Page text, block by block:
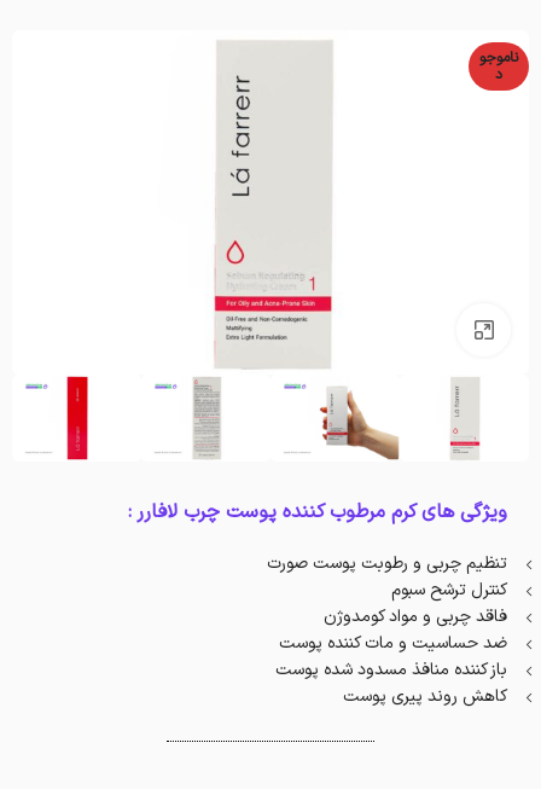
ناموجو
د
ویژگی های کرم مرطوب کننده پوست چرب لافارر :
تنظیم چربی و رطوبت پوست صورت
کنترل ترشح سبوم
فاقد چربی و مواد کومدوژن
ضد حساسیت و مات کننده پوست
باز کننده منافذ مسدود شده پوست
کاهش روند پیری پوست